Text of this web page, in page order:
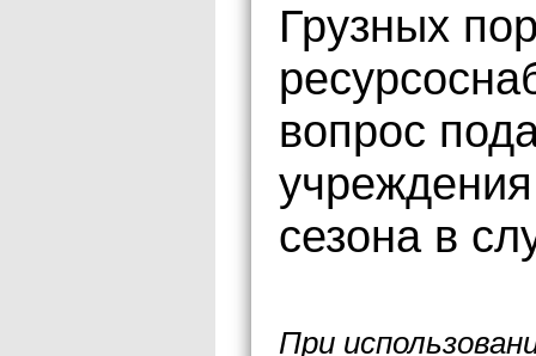
Грузных
вопрос
сезона в
При